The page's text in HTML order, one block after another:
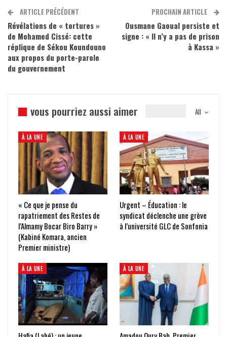
ARTICLE PRÉCÉDENT
Révélations de « tortures »
de Mohamed Cissé: cette
réplique de Sékou Koundouno
aux propos du porte-parole
du gouvernement
PROCHAIN ARTICLE
Ousmane Gaoual persiste et
signe : « Il n’y a pas de prison
à Kassa »
All
vous pourriez aussi aimer
À LA UNE
« Ce que je pense du
rapatriement des Restes de
l’Almamy Bocar Biro Barry »
(Kabiné Komara, ancien
Premier ministre)
À LA UNE
Urgent – Éducation : le
syndicat déclenche une grève
à l’université GLC de Sonfonia
À LA UNE À LA UNE